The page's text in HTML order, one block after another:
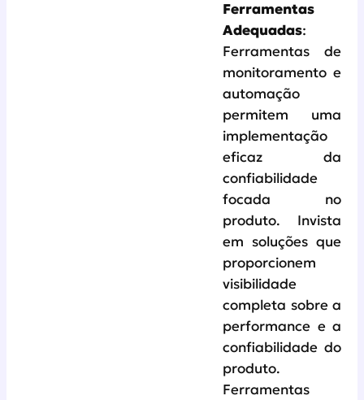
Ferramentas
Adequadas:
Ferramentas de
monitoramento e
automação
permitem uma
implementação
eficaz da
confiabilidade
focada no
produto. Invista
em soluções que
proporcionem
visibilidade
completa sobre a
performance e a
confiabilidade do
produto.
Ferramentas